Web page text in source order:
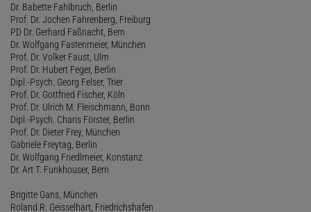
Dr. Babette Fahlbruch, Berlin
Prof. Dr. Jochen Fahrenberg, Freiburg
PD Dr. Gerhard Faßnacht, Bern
Dr. Wolfgang Fastenmeier, München
Prof. Dr. Volker Faust, Ulm
Prof. Dr. Hubert Feger, Berlin
Dipl.-Psych. Georg Felser, Trier
Prof. Dr. Gottfried Fischer, Köln
Prof. Dr. Ulrich M. Fleischmann, Bonn
Dipl.-Psych. Charis Förster, Berlin
Prof. Dr. Dieter Frey, München
Gabriele Freytag, Berlin
Dr. Wolfgang Friedlmeier, Konstanz
Dr. Art T. Funkhouser, Bern
Brigitte Gans, München
Roland R. Geisselhart, Friedrichshafen